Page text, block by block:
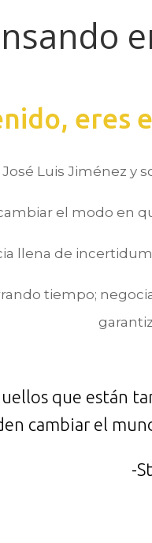
eres
José Luis Jiménez y
el modo en
llena de
tiempo;
que están
cambiar el
-